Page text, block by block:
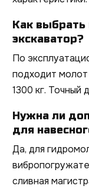
Как
экскаватор?
По
подходит молот
1300 кг. Точный
Нужна ли
для
Да, для
сливная